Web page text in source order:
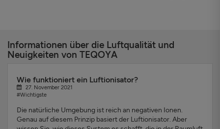
Informationen über die Luftqualität und
Neuigkeiten von TEQOYA
Wie funktioniert ein Luftionisator?
27. November 2021
#Wichtigste
Die natürliche Umgebung ist reich an negativen Ionen.
Genau auf diesem Prinzip basiert der Luftionisator. Aber